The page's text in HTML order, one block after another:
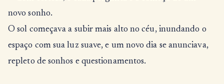
novo sonho.
O sol começava a subir mais alto no céu, inundando o
espaço com sua luz suave, e um novo dia se anunciava,
repleto de sonhos e questionamentos.